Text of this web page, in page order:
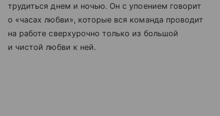
трудиться днем и ночью. Он с упоением говорит
о «часах любви», которые вся команда проводит
на работе сверхурочно только из большой
и чистой любви к ней.